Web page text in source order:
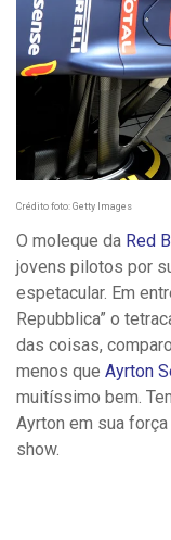
Crédito foto: Getty Images
O moleque da Red
jovens pilotos por
espetacular. Em
Repubblica” o
das coisas,
menos que Ayrton
muitíssimo bem.
Ayrton em sua
show.